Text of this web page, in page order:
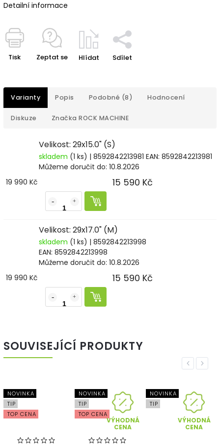
Detailní informace
Tisk Zeptat se Hlídat Sdílet
Varianty Popis Podobné (8) Hodnocení
Diskuze Značka ROCK MACHINE
Velikost: 29x15.0" (S)
skladem (1 ks) | 8592842213981 EAN: 8592842213981
Můžeme doručit do: 10.8.2026
19 990 Kč
15 590 Kč
Velikost: 29x17.0" (M)
skladem (1 ks) | 8592842213998
EAN: 8592842213998
Můžeme doručit do: 10.8.2026
19 990 Kč
15 590 Kč
SOUVISEJÍCÍ PRODUKTY
Previous
NOVINKA
TIP
TOP CENA
NOVINKA
TIP
TOP CENA
VÝHODNÁ
CENA
NOVINKA
TIP
VÝHODNÁ
CENA
Next